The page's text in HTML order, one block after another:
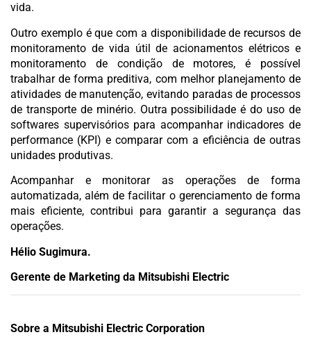
vida.
Outro exemplo é que com a disponibilidade de recursos de
monitoramento de vida útil de acionamentos elétricos e
monitoramento de condição de motores, é possível
trabalhar de forma preditiva, com melhor planejamento de
atividades de manutenção, evitando paradas de processos
de transporte de minério. Outra possibilidade é do uso de
softwares supervisórios para acompanhar indicadores de
performance (KPI) e comparar com a eficiência de outras
unidades produtivas.
Acompanhar e monitorar as operações de forma
automatizada, além de facilitar o gerenciamento de forma
mais eficiente, contribui para garantir a segurança das
operações.
Hélio Sugimura.
Gerente de Marketing da Mitsubishi Electric
Sobre a Mitsubishi Electric Corporation